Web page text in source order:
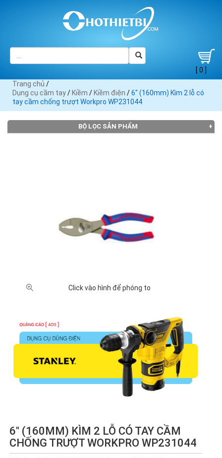
[ 0 ]
Trang chủ /
Dụng cụ cầm tay/ Kiềm / Kiềm điện /6" (160mm) Kìm 2 lỗ có
tay cầm chống trượt Workpro WP231044
BỘ LỌC SẢN PHẨM
Click vào hình để phóng to
6" (160MM) KÌM 2 LỖ CÓ TAY CẦM
CHỐNG TRƯỢT WORKPRO WP231044